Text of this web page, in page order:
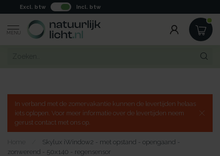
Excl. btw Incl. btw
MENU
In verband met de zomervakantie kunnen de levertijden helaas
iets oplopen. Voor meer informatie over de levertijden neem
gerust contact met ons op.
Home
Skylux iWindow2 - met opstand - opengaand -
zonwerend - 50x140 - regensensor